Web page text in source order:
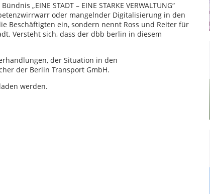
„EINE STADT – EINE STARKE VERWALTUNG“
oder mangelnder Digitalisierung in den
Beschäftigten ein, sondern nennt Ross und Reiter für
Versteht sich, dass der dbb berlin in diesem
der Situation in den
der Berlin Transport GmbH.
werden.